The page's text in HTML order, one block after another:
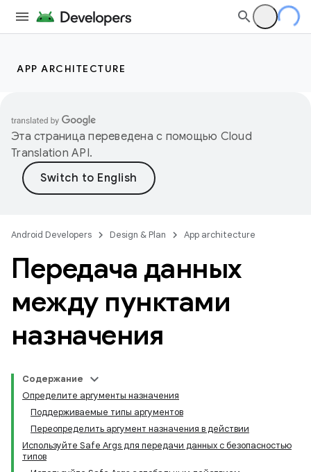
APP ARCHITECTURE
Эта страница переведена с помощью Cloud
Translation API.
Android Developers Design & Plan App architecture
Передача данных
между пунктами
назначения
Содержание
Определите аргументы назначения
Поддерживаемые типы аргументов
Переопределить аргумент назначения в действии
Используйте Safe Args для передачи данных с безопасностью
типов